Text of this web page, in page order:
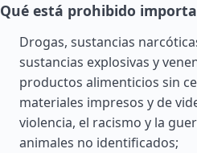
Qué está prohibido
Drogas, sustancias
sustancias explosivas y
productos alimenticios sin
materiales impresos y de
violencia, el racismo y la
animales no identificados;